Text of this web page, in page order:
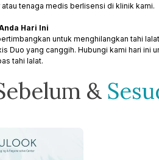
tenaga medis berlisensi di klinik kami.
Hari Ini
untuk menghilangkan tahi
Duo yang canggih. Hubungi kami hari
tahi lalat.
&